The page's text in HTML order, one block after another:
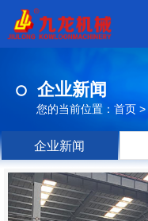
品
视
频
现
企业新闻
您的当前位置： 首页 >
企业新闻